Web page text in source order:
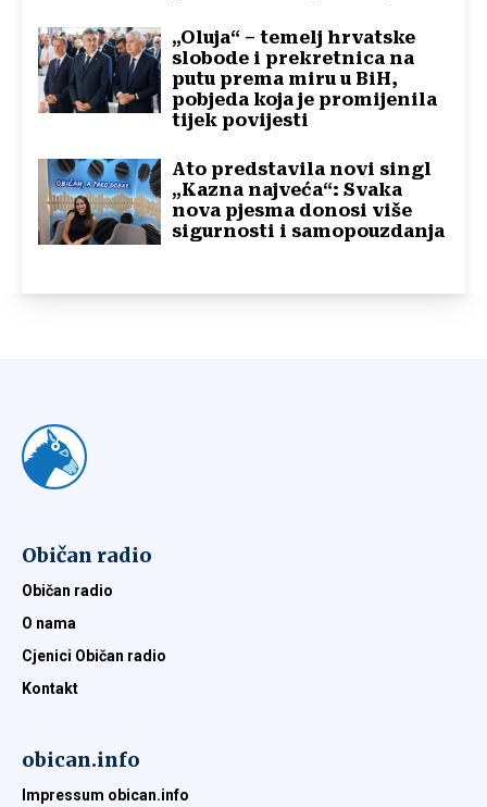
„Oluja“ – temelj hrvatske
slobode i prekretnica na
putu prema miru u BiH,
pobjeda koja je promijenila
tijek povijesti
Ato predstavila novi singl
„Kazna najveća“: Svaka
nova pjesma donosi više
sigurnosti i samopouzdanja
Običan radio
Običan radio
O nama
Cjenici Običan radio
Kontakt
obican.info
Impressum obican.info